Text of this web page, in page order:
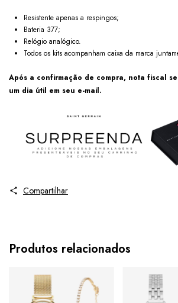
Resistente apenas a respingos;
Bateria 377;
Relógio analógico.
Todos os kits acompanham caixa da marca
Após a confirmação de compra, nota fiscal
um dia útil em seu e-mail.
Compartilhar
Produtos relacionados